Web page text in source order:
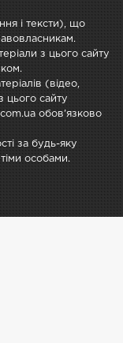
і тексти), що
з цього сайту
(відео,
цього сайту
обов'язково
за будь-яку
особами.